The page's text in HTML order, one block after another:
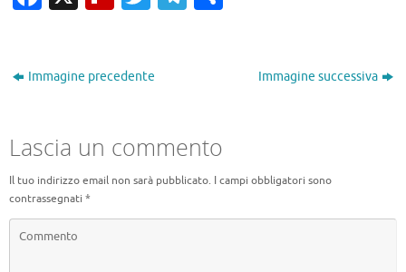
Immagine precedente Immagine successiva
Lascia un commento
Il tuo indirizzo email non sarà pubblicato. I campi obbligatori sono
contrassegnati *